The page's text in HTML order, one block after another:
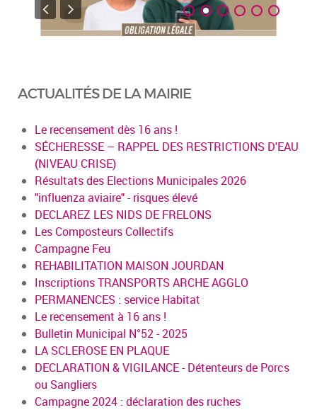
ACTUALITÉS DE LA MAIRIE
Le recensement dès 16 ans !
SÉCHERESSE – RAPPEL DES RESTRICTIONS D'EAU
(NIVEAU CRISE)
Résultats des Elections Municipales 2026
"influenza aviaire" - risques élevé
DECLAREZ LES NIDS DE FRELONS
Les Composteurs Collectifs
Campagne Feu
REHABILITATION MAISON JOURDAN
Inscriptions TRANSPORTS ARCHE AGGLO
PERMANENCES : service Habitat
Le recensement à 16 ans !
Bulletin Municipal N°52 - 2025
LA SCLEROSE EN PLAQUE
DECLARATION & VIGILANCE - Détenteurs de Porcs
ou Sangliers
Campagne 2024 : déclaration des ruches